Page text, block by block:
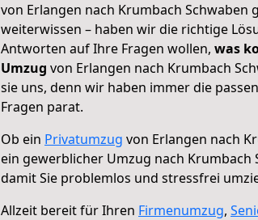
von Erlangen nach Krumbach Schwaben
weiterwissen – haben wir die richtige
Antworten auf Ihre Fragen wollen, was
Umzug von Erlangen nach Krumbach
sie uns, denn wir haben immer die
Fragen parat.
Ob ein Privatumzug von Erlangen nach
ein gewerblicher Umzug nach Krumbach
damit Sie problemlos und stressfrei
Allzeit bereit für Ihren Firmenumzug,